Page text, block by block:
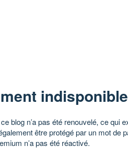
indisponible
blog n’a pas été renouvelé, ce qui
être protégé par un mot de
n’a pas été réactivé.